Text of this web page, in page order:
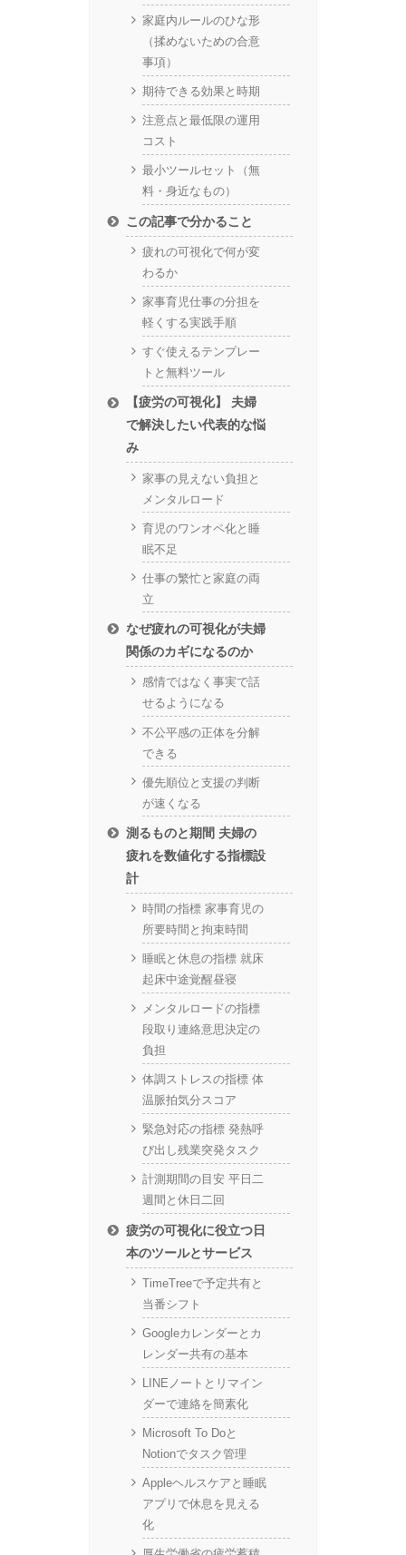
家庭内ルールのひな形
（揉めないための合意
事項）
期待できる効果と時期
注意点と最低限の運用
コスト
最小ツールセット（無
料・身近なもの）
この記事で分かること
疲れの可視化で何が変
わるか
家事育児仕事の分担を
軽くする実践手順
すぐ使えるテンプレー
トと無料ツール
【疲労の可視化】 夫婦
で解決したい代表的な悩
み
家事の見えない負担と
メンタルロード
育児のワンオペ化と睡
眠不足
仕事の繁忙と家庭の両
立
なぜ疲れの可視化が夫婦
関係のカギになるのか
感情ではなく事実で話
せるようになる
不公平感の正体を分解
できる
優先順位と支援の判断
が速くなる
測るものと期間 夫婦の
疲れを数値化する指標設
計
時間の指標 家事育児の
所要時間と拘束時間
睡眠と休息の指標 就床
起床中途覚醒昼寝
メンタルロードの指標
段取り連絡意思決定の
負担
体調ストレスの指標 体
温脈拍気分スコア
緊急対応の指標 発熱呼
び出し残業突発タスク
計測期間の目安 平日二
週間と休日二回
疲労の可視化に役立つ日
本のツールとサービス
TimeTreeで予定共有と
当番シフト
Googleカレンダーとカ
レンダー共有の基本
LINEノートとリマイン
ダーで連絡を簡素化
Microsoft To Doと
Notionでタスク管理
Appleヘルスケアと睡眠
アプリで休息を見える
化